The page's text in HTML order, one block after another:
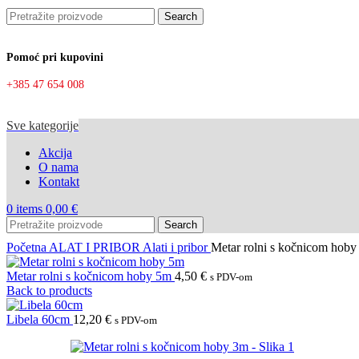
Search
Pomoć pri kupovini
+385 47 654 008
Sve kategorije
Akcija
O nama
Kontakt
0 items 0,00 €
Search
Početna ALAT I PRIBOR Alati i priborMetar rolni s kočnicom hoby
Metar rolni s kočnicom hoby 5m 4,50 € s PDV-om
Back to products
Libela 60cm 12,20 € s PDV-om